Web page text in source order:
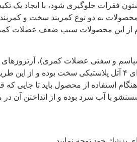
فقرات جلوگیری شود، با ایجاد یک
به دو نوع کمربند سخت و
از این محصولات سبب ضعف عضلات
و سفتی عضلات کمری)،
پشتیبانی مناسب جهت حفط قوس کمری در افرادی که مبتلا به افزایش قوس کمری هستند می‌باشد. این کمربند طبی دارای ۴ آتل پلاستیکی سخت
استفاده از محصول باید تا جایی که
با آب سرد بوده و از انداختن آن در